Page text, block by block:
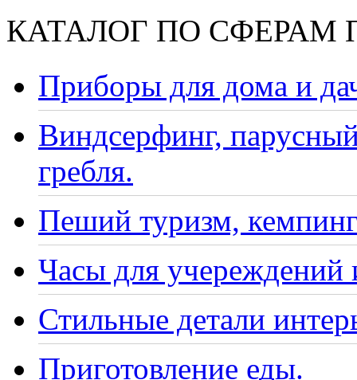
КАТАЛОГ ПО СФЕРАМ
Приборы для дома и
Виндсерфинг,
гребля.
Пеший туризм,
Часы для учереждений
Стильные детали
Приготовление еды.